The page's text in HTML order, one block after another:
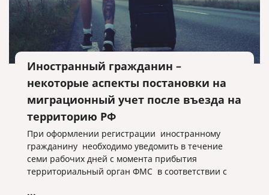
Иностранный гражданин –
некоторые аспекты постановки на
миграционный учет после въезда на
территорию РФ
При оформлении регистрации иностранному
гражданину необходимо уведомить в течение
семи рабочих дней с момента прибытия
территориальный орган ФМС в соответствии с
...